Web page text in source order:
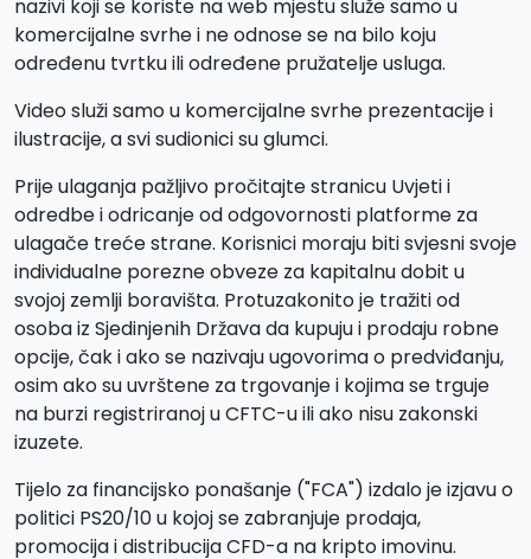
nazivi koji se koriste na web mjestu služe samo u
komercijalne svrhe i ne odnose se na bilo koju
određenu tvrtku ili određene pružatelje usluga.
Video služi samo u komercijalne svrhe prezentacije i
ilustracije, a svi sudionici su glumci.
Prije ulaganja pažljivo pročitajte stranicu Uvjeti i
odredbe i odricanje od odgovornosti platforme za
ulagače treće strane. Korisnici moraju biti svjesni svoje
individualne porezne obveze za kapitalnu dobit u
svojoj zemlji boravišta. Protuzakonito je tražiti od
osoba iz Sjedinjenih Država da kupuju i prodaju robne
opcije, čak i ako se nazivaju ugovorima o predviđanju,
osim ako su uvrštene za trgovanje i kojima se trguje
na burzi registriranoj u CFTC-u ili ako nisu zakonski
izuzete.
Tijelo za financijsko ponašanje ("FCA") izdalo je izjavu o
politici PS20/10 u kojoj se zabranjuje prodaja,
promocija i distribucija CFD-a na kripto imovinu.